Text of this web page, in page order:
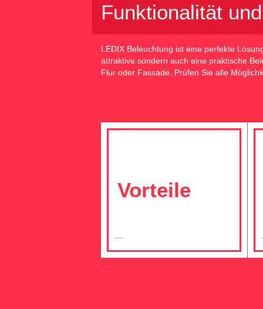
Funktionalität
LEDIX Beleuchtung ist eine perfekte
attraktive sondern auch eine praktische
Flur oder Fassade. Prüfen Sie alle
Vorteile